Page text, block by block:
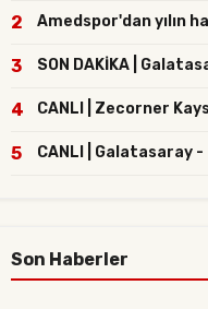
2 Amedspor'dan yılın
3 SON DAKİKA |
4 CANLI | Zecorner
5 CANLI | Galatasaray
Son Haberler